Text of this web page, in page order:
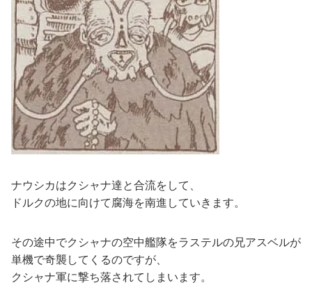
ナウシカはクシャナ達と合流をして、
ドルクの地に向けて腐海を南進していきます。
その途中でクシャナの空中艦隊をラステルの兄アスベルが
単機で奇襲してくるのですが、
クシャナ軍に撃ち落されてしまいます。